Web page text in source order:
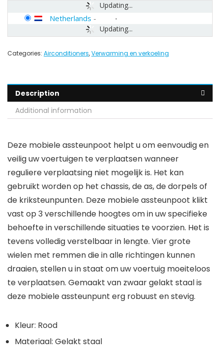
Updating...
Updating...
Netherlands -
Categories: Airconditioners,Verwarming en verkoeling
Description
Additional information
Deze mobiele assteunpoot helpt u om eenvoudig en
veilig uw voertuigen te verplaatsen wanneer
reguliere verplaatsing niet mogelijk is. Het kan
gebruikt worden op het chassis, de as, de dorpels of
de kriksteunpunten. Deze mobiele assteunpoot klikt
vast op 3 verschillende hoogtes om in uw specifieke
behoefte in verschillende situaties te voorzien. Het is
tevens volledig verstelbaar in lengte. Vier grote
wielen met remmen die in alle richtingen kunnen
draaien, stellen u in staat om uw voertuig moeiteloos
te verplaatsen. Gemaakt van zwaar gelakt staal is
deze mobiele assteunpunt erg robuust en stevig.
Kleur: Rood
Materiaal: Gelakt staal